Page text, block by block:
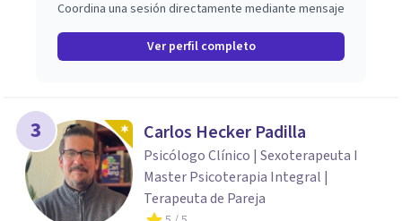
Coordina una sesión directamente mediante mensaje
Ver perfil completo
3 Carlos Hecker Padilla
Psicólogo Clínico | Sexoterapeuta I
Master Psicoterapia Integral |
Terapeuta de Pareja